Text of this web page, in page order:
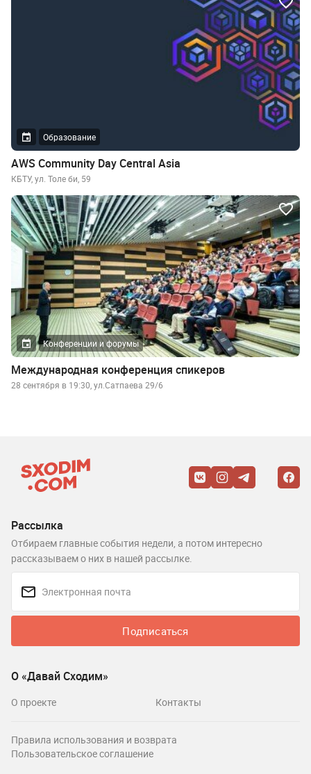
Образование
AWS Community Day Central Asia
КБТУ, ул. Толе би, 59
Конференции и форумы
Международная конференция спикеров
28 сентября в 19:30, ул.Сатпаева 29/6
Рассылка
Отбираем главные события недели, а потом интересно
рассказываем о них в нашей рассылке.
Подписаться
О «Давай Сходим»
О проекте Контакты
Правила использования и возврата
Пользовательское соглашение